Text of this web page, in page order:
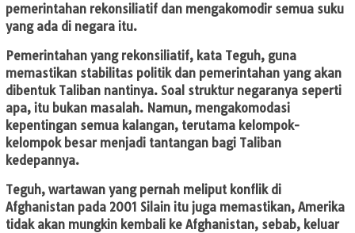
pemerintahan rekonsiliatif dan mengakomodir semua suku
yang ada di negara itu.
Pemerintahan yang rekonsiliatif, kata Teguh, guna
memastikan stabilitas politik dan pemerintahan yang akan
dibentuk Taliban nantinya. Soal struktur negaranya seperti
apa, itu bukan masalah. Namun, mengakomodasi
kepentingan semua kalangan, terutama kelompok-
kelompok besar menjadi tantangan bagi Taliban
kedepannya.
Teguh, wartawan yang pernah meliput konflik di
Afghanistan pada 2001 Silain itu juga memastikan, Amerika
tidak akan mungkin kembali ke Afghanistan, sebab, keluar